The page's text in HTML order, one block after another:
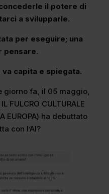
il potere di
a svilupparle.
per eseguire; una
pensare.
va capita e spiegata.
giorno fa, il 05 maggio,
FULCRO CULTURALE
EUROPA) ha debuttato
con l’AI?